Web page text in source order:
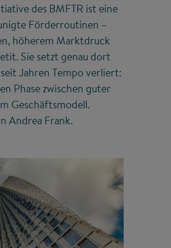
des BMFTR ist eine
Förderroutinen –
höherem Marktdruck
Sie setzt genau dort
Jahren Tempo verliert:
Phase zwischen guter
Geschäftsmodell.
Andrea Frank.